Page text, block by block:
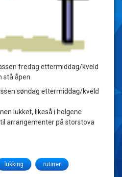
fredag ettermiddag/kveld
stå åpen.
søndag ettermiddag/kveld
lukket, likeså i helgene
arrangementer på storstova
lukking rutiner